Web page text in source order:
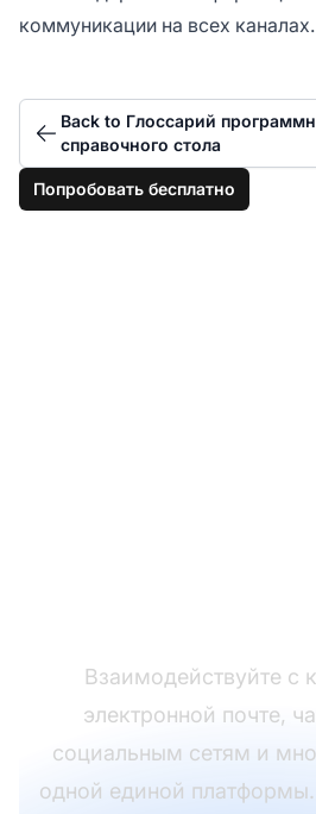
коммуникации на всех каналах.
Back to Глоссарий
справочного стола
Попробовать бесплатно
Взаимодействуйте с
электронной почте,
социальным сетям и
одной единой платформы.